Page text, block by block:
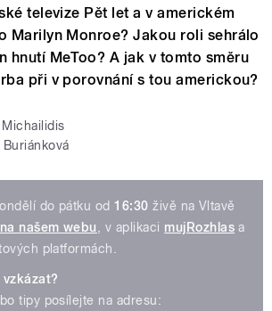
televize Pět let a v americkém
Marilyn Monroe? Jakou roli sehrálo
hnutí MeToo? A jak v tomto směru
při v porovnání s tou americkou?
Michailidis
Buriánková
do pátku od 16:30 živě na Vltavě
na našem webu , v aplikaci mujRozhlas a
platformách.
tipy posílejte na adresu: